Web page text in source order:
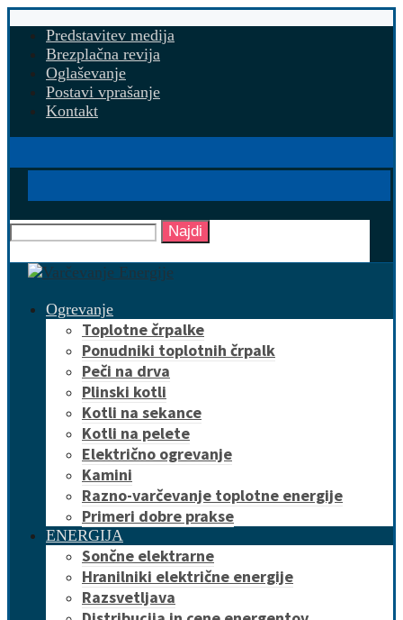
Predstavitev medija
Brezplačna revija
Oglaševanje
Postavi vprašanje
Kontakt
Najdi
Ogrevanje
Toplotne črpalke
Ponudniki toplotnih črpalk
Peči na drva
Plinski kotli
Kotli na sekance
Kotli na pelete
Električno ogrevanje
Kamini
Razno-varčevanje toplotne energije
Primeri dobre prakse
ENERGIJA
Sončne elektrarne
Hranilniki električne energije
Razsvetljava